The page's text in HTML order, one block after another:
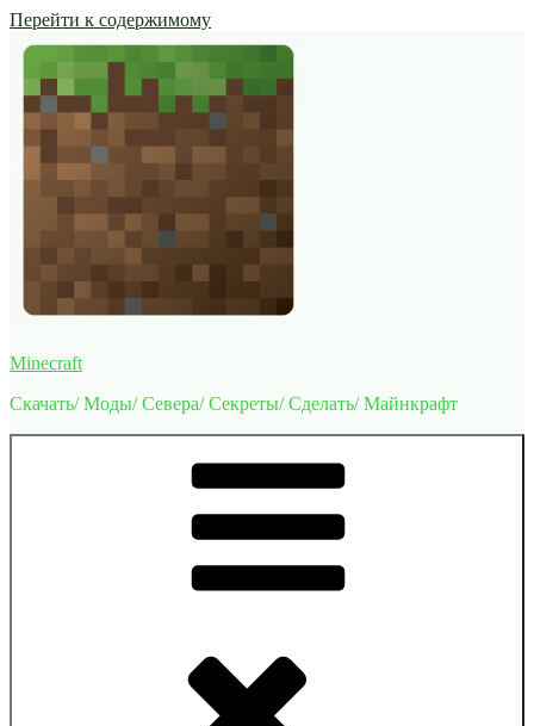
Перейти к содержимому
Minecraft
Скачать/ Моды/ Севера/ Секреты/ Сделать/ Майнкрафт